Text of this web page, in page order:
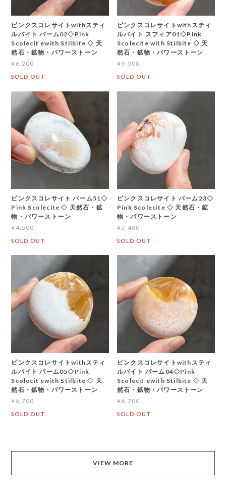
ピンクスコレサイトwithスティ
ルバイト パーム02◇Pink
Scolecit ewith Stilbite ◇ 天
然石・鉱物・パワーストーン
¥6,200
SOLD OUT
ピンクスコレサイトwithスティ
ルバイト スフィア01◇Pink
Scolecite with Stilbite ◇ 天
然石・鉱物・パワーストーン
¥9,300
SOLD OUT
ピンクスコレサイト パーム51◇
Pink Scolecite ◇ 天然石・鉱
物・パワーストーン
¥4,500
SOLD OUT
ピンクスコレサイト パーム23◇
Pink Scolecite ◇ 天然石・鉱
物・パワーストーン
¥5,400
SOLD OUT
ピンクスコレサイトwithスティ
ルバイト パーム05◇Pink
Scolecit ewith Stilbite ◇ 天
然石・鉱物・パワーストーン
¥6,700
SOLD OUT
ピンクスコレサイトwithスティ
ルバイト パーム04◇Pink
Scolecit ewith Stilbite ◇ 天
然石・鉱物・パワーストーン
¥6,700
SOLD OUT
VIEW MORE